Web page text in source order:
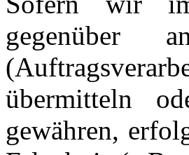
gegenüber
übermitteln
gewähren,